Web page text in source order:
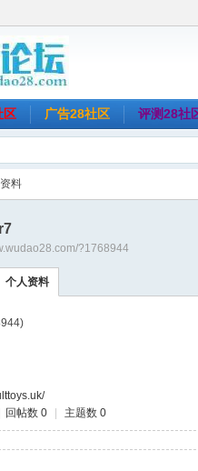
区 广告28社区 评测28社
料
?1768944
个人资料
回帖数 0 主题数 0